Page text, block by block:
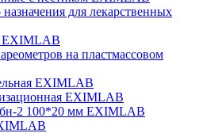
для лекарственных
EXIMLAB
на пластмассовом
EXIMLAB
EXIMLAB
2 100*20 мм EXIMLAB